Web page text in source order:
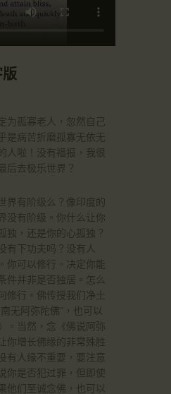
为孤寡老人，忽然自己
是病苦折磨孤寡无依无
人啦！没有福报，我很
后去极乐世界？
界有阶级么？像印度的
没有阶级。你什么让你
独，还是你的心孤独？
有下功夫吗？没有人
你可以修行。决定你能
件并非是否独居。怎么
修行。佛传授我们净土
无阿弥陀佛”，也可以
。当然，念《佛说阿弥
你增长佛缘的非常殊胜
有人缘不重要，要注意
你是否犯过罪，但即使
他们至诚念佛，也可以